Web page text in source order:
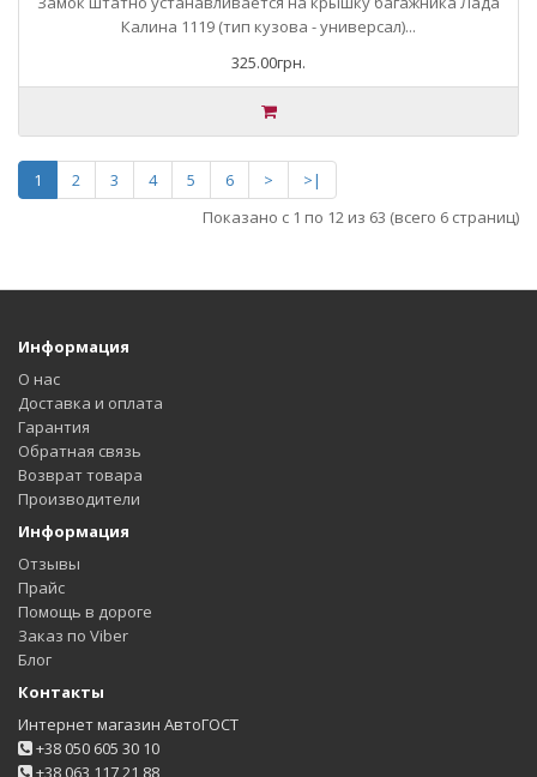
Калина 1119 (тип кузова - универсал)...
325.00грн.
1 2 3 4 5 6 >
>|
Показано с 1 по 12 из 63 (всего 6 страниц)
Информация
О нас
Доставка и оплата
Гарантия
Обратная связь
Возврат товара
Производители
Информация
Отзывы
Прайс
Помощь в дороге
Заказ по Viber
Блог
Контакты
Интернет магазин АвтоГОСТ
+38 050 605 30 10
+38 063 117 21 88